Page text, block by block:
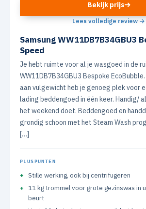
Bekijk prijs
Lees volledige review →
Samsung WW11DB7B34GBU3
Speed
Je hebt ruimte voor al je wasgoed in de
WW11DB7B34GBU3 Bespoke
aan vulgewicht heb je genoeg plek voor
lading beddengoed in één keer. Handig/
het weekend doet. Beddengoed en
grondig schoon met het Steam Wash
[…]
PLUSPUNTEN
Stille werking, ook bij centrifugeren
11 kg trommel voor grote gezinswas in
beurt